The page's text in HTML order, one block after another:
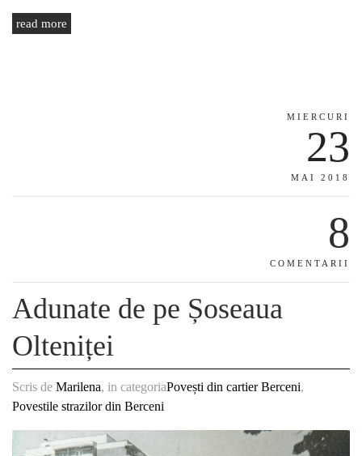
read more
MIERCURI
23
MAI 2018
8
COMENTARII
Adunate de pe Șoseaua
Olteniței
Scris de Marilena, in categoriaPovești din cartier Berceni,
Povestile strazilor din Berceni